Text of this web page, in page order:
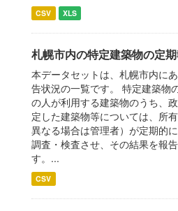
CSV XLS
札幌市内の特定建築物の定
本データセットは、札幌市内に
告状況の一覧です。 特定建築物
の人が利用する建築物のうち、
定した建築物等については、所
異なる場合は管理者）が定期的
調査・検査させ、その結果を報
す。...
CSV